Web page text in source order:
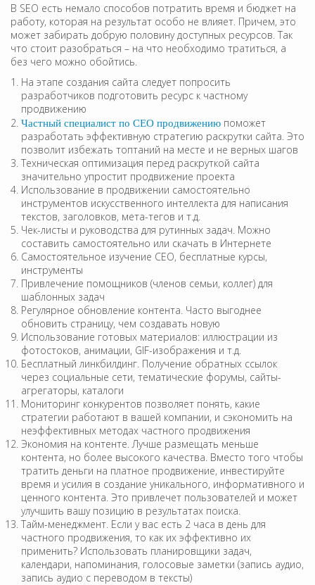
В SEO есть немало способов потратить время и бюджет на
работу, которая на результат особо не влияет. Причем, это
может забирать добрую половину доступных ресурсов. Так
что стоит разобраться – на что необходимо тратиться, а
без чего можно обойтись.
На этапе создания сайта следует попросить
разработчиков подготовить ресурс к частному
продвижению
Частный специалист по СЕО продвижению поможет
разработать эффективную стратегию раскрутки сайта. Это
позволит избежать топтаний на месте и не верных шагов
Техническая оптимизация перед раскруткой сайта
значительно упростит продвижение проекта
Использование в продвижении самостоятельно
инструментов искусственного интеллекта для написания
текстов, заголовков, мета-тегов и т.д.
Чек-листы и руководства для рутинных задач. Можно
составить самостоятельно или скачать в Интернете
Самостоятельное изучение CEO, бесплатные курсы,
инструменты
Привлечение помощников (членов семьи, коллег) для
шаблонных задач
Регулярное обновление контента. Часто выгоднее
обновить страницу, чем создавать новую
Использование готовых материалов: иллюстрации из
фотостоков, анимации, GIF-изображения и т.д.
Бесплатный линкбилдинг. Получение обратных ссылок
через социальные сети, тематические форумы, сайты-
агрегаторы, каталоги
Мониторинг конкурентов позволяет понять, какие
стратегии работают в вашей компании, и сэкономить на
неэффективных методах частного продвижения
Экономия на контенте. Лучше размещать меньше
контента, но более высокого качества. Вместо того чтобы
тратить деньги на платное продвижение, инвестируйте
время и усилия в создание уникального, информативного и
ценного контента. Это привлечет пользователей и может
улучшить вашу позицию в результатах поиска.
Тайм-менеджмент. Если у вас есть 2 часа в день для
частного продвижения, то как их эффективно их
применить? Использовать планировщики задач,
календари, напоминания, голосовые заметки (запись аудио,
запись аудио с переводом в тексты)